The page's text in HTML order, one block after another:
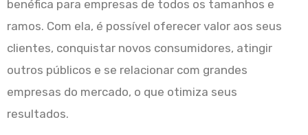
benéfica para empresas de todos os tamanhos e
ramos. Com ela, é possível oferecer valor aos seus
clientes, conquistar novos consumidores, atingir
outros públicos e se relacionar com grandes
empresas do mercado, o que otimiza seus
resultados.